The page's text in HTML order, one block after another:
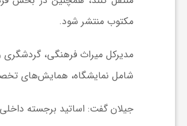
مکتوب منتشر شود.
مدیرکل میراث فرهنگی،
شامل نمایشگاه، همایش‌های
جیلان گفت: اساتید برجسته